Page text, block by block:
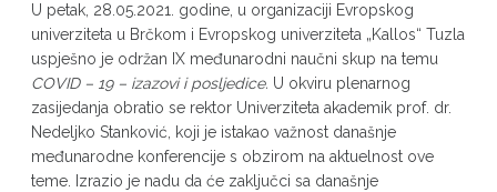
U petak, 28.05.2021. godine, u organizaciji Evropskog
univerziteta u Brčkom i Evropskog univerziteta „Kallos“ Tuzla
uspješno je održan IX međunarodni naučni skup na temu
COVID – 19 – izazovi i posljedice. U okviru plenarnog
zasijedanja obratio se rektor Univerziteta akademik prof. dr.
Nedeljko Stanković, koji je istakao važnost današnje
međunarodne konferencije s obzirom na aktuelnost ove
teme. Izrazio je nadu da će zaključci sa današnje